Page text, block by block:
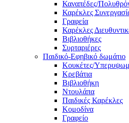
Καναπέδες/
Καρέκλες
Γραφεία
Καρέκλες
Βιβλιοθήκες
Συρταριέρες
Παιδικό-Εφηβικό δωμάτιο
Κουκέτες/
Κρεβάτια
Βιβλιοθήκη
Ντουλάπα
Παιδικές Καρέκλες
Κομοδίνα
Γραφείο